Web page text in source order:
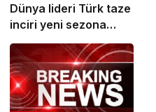
Dünya lideri Türk taze
inciri yeni sezona
başladı